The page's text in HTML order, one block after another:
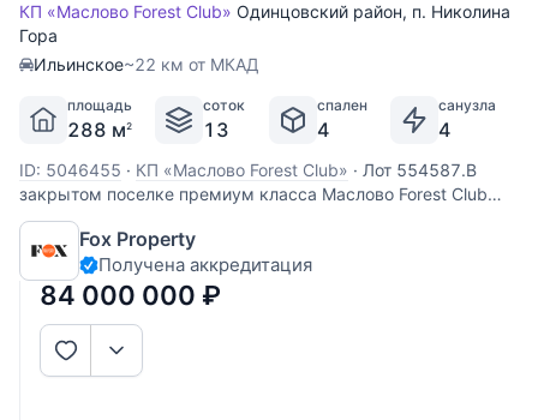
КП «Маслово Forest Club» Одинцовский район, п. Николина
Гора
Ильинское~22 км от МКАД
площадь
288 м2
соток
13
спален
4
санузла
4
ID: 5046455 · КП «Маслово Forest Club» · Лот 554587.В
закрытом поселке премиум класса Маслово Forest Club
представлен жилой дом 288 м. Дом кирпичный, заведены
все коммуникации, установлен газовый котел,подключено
электричество. Жилой дом расположен в центральной
части поселка, имеет
Fox Property
Получена аккредитация
84 000 000 ₽